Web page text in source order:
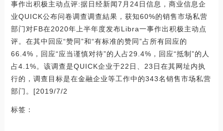
事作出积极主动点评:据日经新闻7月24日信息，商业信息企
业QUICK公布问卷调查调查結果，获知60%的销售市场私营
部门对FB在2020年上半年度发布Libra一事作出积极主动点
评。在其中回应“赞同”和“有标准的赞同”占所有回应的
66.4%，回应“应当谨慎对待”的人占29.4%，回应“抵制”的人
占4.1%。该调查是QUICK企业于22日、23日在其网址内执
行的，调查目标是在金融企业等工作中的343名销售市场私营
部门。[2019/7/2
标签：